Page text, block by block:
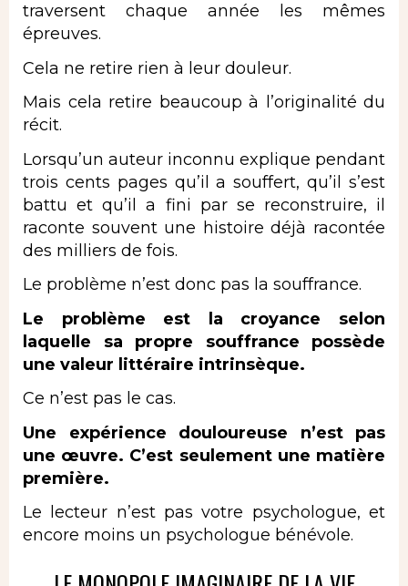
traversent chaque année les mêmes
épreuves.
Cela ne retire rien à leur douleur.
Mais cela retire beaucoup à l’originalité du
récit.
Lorsqu’un auteur inconnu explique pendant
trois cents pages qu’il a souffert, qu’il s’est
battu et qu’il a fini par se reconstruire, il
raconte souvent une histoire déjà racontée
des milliers de fois.
Le problème n’est donc pas la souffrance.
Le problème est la croyance selon
laquelle sa propre souffrance possède
une valeur littéraire intrinsèque.
Ce n’est pas le cas.
Une expérience douloureuse n’est pas
une œuvre. C’est seulement une matière
première.
Le lecteur n’est pas votre psychologue, et
encore moins un psychologue bénévole.